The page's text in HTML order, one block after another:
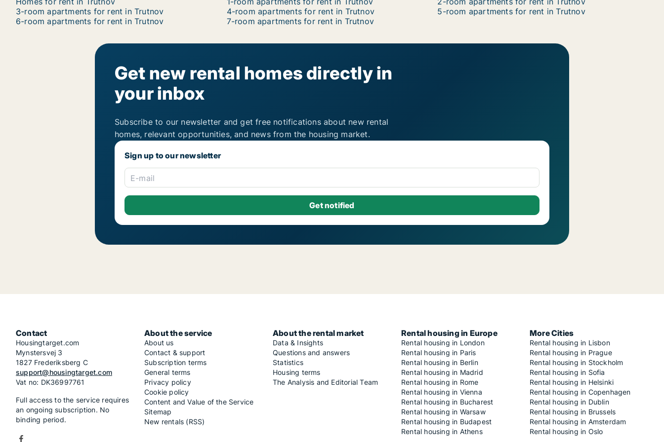
3-room apartments for rent in Trutnov
4-room apartments for rent in Trutnov
5-room apartments for rent in Trutnov
6-room apartments for rent in Trutnov
7-room apartments for rent in Trutnov
Get new rental homes directly in
your inbox
Subscribe to our newsletter and get free notifications about new rental
homes, relevant opportunities, and news from the housing market.
Sign up to our newsletter
E-mail
Contact
Housingtarget.com
Mynstersvej 3
1827 Frederiksberg C
support@housingtarget.com
Vat no: DK36997761
Full access to the service requires
an ongoing subscription. No
binding period.
About the service
About us
Contact & support
Subscription terms
General terms
Privacy policy
Cookie policy
Content and Value of the Service
Sitemap
New rentals (RSS)
About the rental market
Data & Insights
Questions and answers
Statistics
Housing terms
The Analysis and Editorial Team
Rental housing in Europe
Rental housing in London
Rental housing in Paris
Rental housing in Berlin
Rental housing in Madrid
Rental housing in Rome
Rental housing in Vienna
Rental housing in Bucharest
Rental housing in Warsaw
Rental housing in Budapest
Rental housing in Athens
More Cities
Rental housing in Lisbon
Rental housing in Prague
Rental housing in Stockholm
Rental housing in Sofia
Rental housing in Helsinki
Rental housing in Copenhagen
Rental housing in Dublin
Rental housing in Brussels
Rental housing in Amsterdam
Rental housing in Oslo